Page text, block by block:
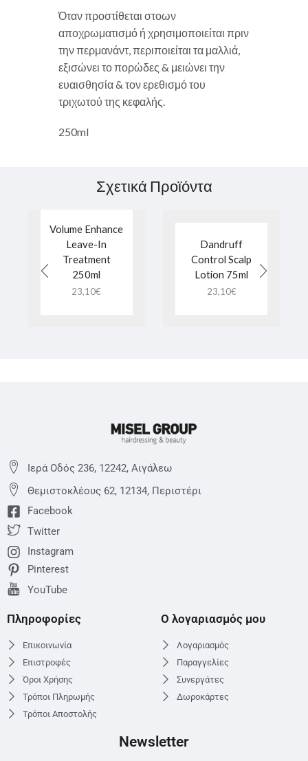
Όταν προστίθεται στοων
αποχρωματισμό ή χρησιμοποιείται πριν
την περμανάντ, περιποιείται τα μαλλιά,
εξισώνει το πορώδες & μειώνει την
ευαισθησία & τον ερεθισμό του
τριχωτού της κεφαλής.
250ml
Σχετικά Προϊόντα
Volume Enhance
Leave-In
Treatment
250ml
23,10€
Dandruff
Control Scalp
Lotion 75ml
23,10€
Ιερά Οδός 236, 12242, Αιγάλεω
Θεμιστoκλέους 62, 12134, Περιστέρι
Facebook
Twitter
Instagram
Pinterest
YouTube
Πληροφορίες
Επικοινωνία
Επιστροφές
Όροι Χρήσης
Τρόποι Πληρωμής
Τρόποι Αποστολής
Ο λογαριασμός μου
Λογαριασμός
Παραγγελίες
Συνεργάτες
Δωροκάρτες
Newsletter